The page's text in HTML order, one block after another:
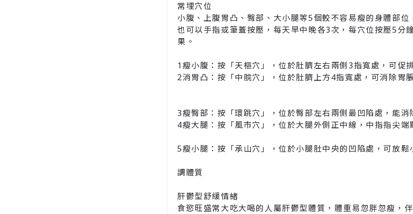
常埋穴位
小腹、上腹胃凸、臀部、大小腿等5個較不容易瘦的身體部
也可以手指或筆蓋按壓，每天早中晚各3次，每穴位按壓5
果。
1瘦小腹：按「天樞穴」，位於肚臍左右兩側3指寬處，可促
2消胃凸：按「中脘穴」，位於肚臍上方4指寬處，可消除胃
3瘦臀部：按「環跳穴」，位於臀部左右兩側最凹陷處，能消
4瘦大腿：按「風市穴」，位於大腿外側正中線，中指指尖端
5瘦小腿：按「承山穴」，位於小腿肚中央的凹陷處，可放鬆
調體質
肝鬱型舒緩情緒
食慾旺盛常大吃大喝的人屬肝鬱型體質，體重易忽胖忽瘦，